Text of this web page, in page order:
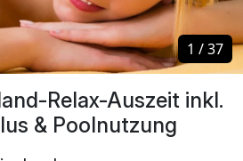
Relax-Auszeit inkl.
& Poolnutzung
1 /37
1 /37